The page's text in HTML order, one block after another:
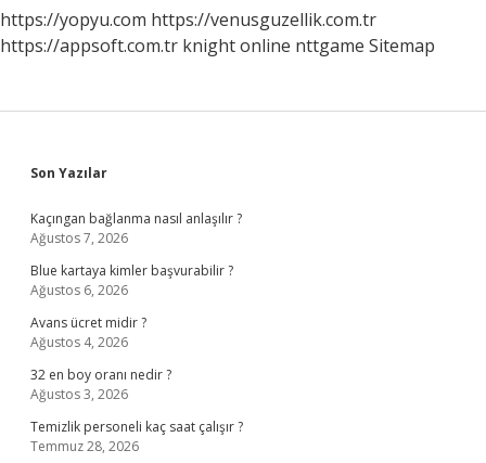
https://yopyu.com https://venusguzellik.com.tr
https://appsoft.com.tr knight online nttgame Sitemap
Sidebar
Son Yazılar
Kaçıngan bağlanma nasıl anlaşılır ?
Ağustos 7, 2026
Blue kartaya kimler başvurabilir ?
Ağustos 6, 2026
Avans ücret midir ?
Ağustos 4, 2026
32 en boy oranı nedir ?
Ağustos 3, 2026
Temizlik personeli kaç saat çalışır ?
Temmuz 28, 2026